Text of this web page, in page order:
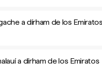
a dírham de los Emiratos
a dírham de los Emiratos